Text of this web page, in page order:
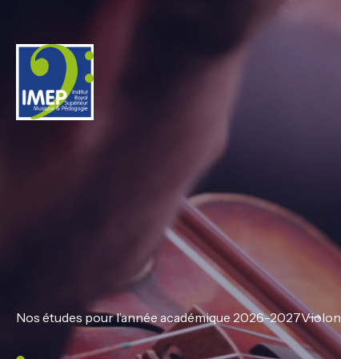
Nos études pour l’année académique 2026-2027Violon